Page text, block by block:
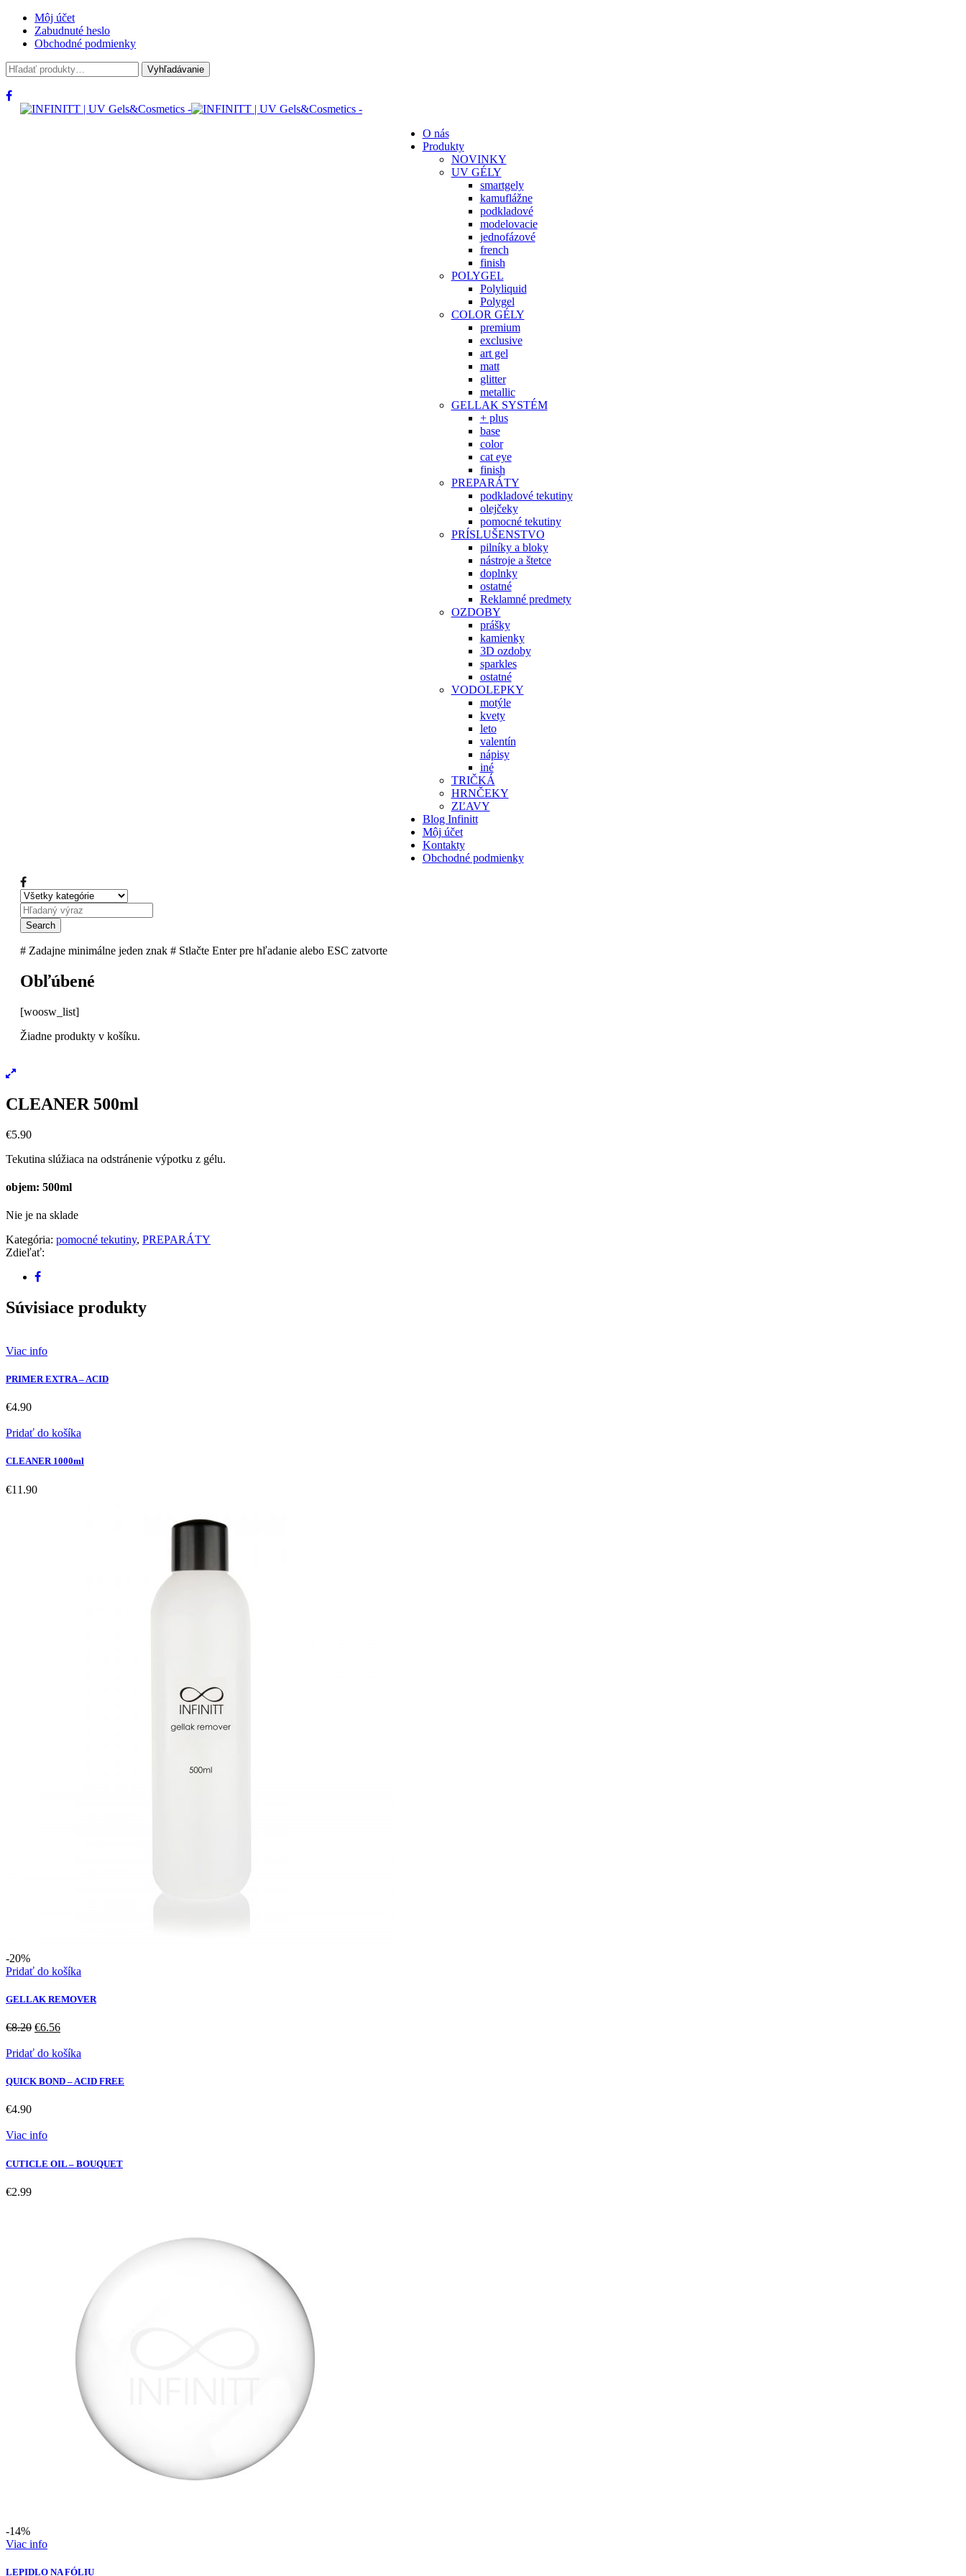
Môj účet
Zabudnuté heslo
Obchodné podmienky
Hľadať:
Vyhľadávanie
O nás
Produkty
NOVINKY
UV GÉLY
smartgely
kamuflážne
podkladové
modelovacie
jednofázové
french
finish
POLYGEL
Polyliquid
Polygel
COLOR GÉLY
premium
exclusive
art gel
matt
glitter
metallic
GELLAK SYSTÉM
+ plus
base
color
cat eye
finish
PREPARÁTY
podkladové tekutiny
olejčeky
pomocné tekutiny
PRÍSLUŠENSTVO
pilníky a bloky
nástroje a štetce
doplnky
ostatné
Reklamné predmety
OZDOBY
prášky
kamienky
3D ozdoby
sparkles
ostatné
VODOLEPKY
motýle
kvety
leto
valentín
nápisy
iné
TRIČKÁ
HRNČEKY
ZĽAVY
Blog Infinitt
Môj účet
Kontakty
Obchodné podmienky
# Zadajne minimálne jeden znak # Stlačte Enter pre hľadanie alebo ESC zatvorte
Obľúbené
[woosw_list]
Žiadne produkty v košíku.
CLEANER 500ml
€5.90
Tekutina slúžiaca na odstránenie výpotku z gélu.
objem: 500ml
Nie je na sklade
Kategória: pomocné tekutiny, PREPARÁTY
Zdieľať:
Súvisiace produkty
Viac info
PRIMER EXTRA – ACID
€4.90
Pridať do košíka
CLEANER 1000ml
€11.90
-20%
Pridať do košíka
GELLAK REMOVER
€8.20 Pôvodná
bola:
€6.56Aktuálna
je:
Pridať do košíka
QUICK BOND – ACID FREE
€4.90
Viac info
CUTICLE OIL – BOUQUET
€2.99
-14%
Viac info
LEPIDLO NA FÓLIU